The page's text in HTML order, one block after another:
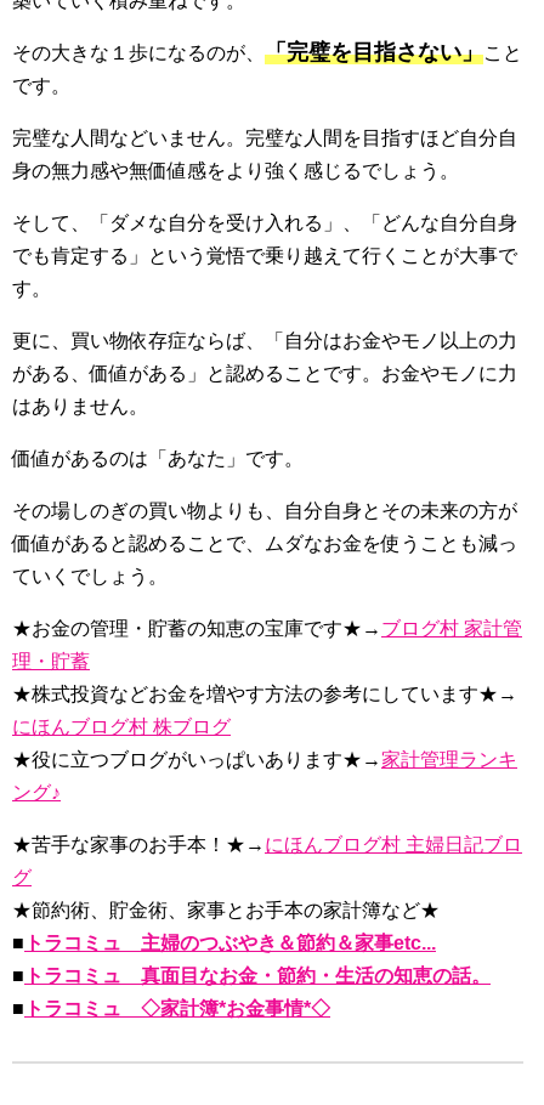
その大きな１歩になるのが、 「完璧を目指さない」こと
です。
完璧な人間などいません。完璧な人間を目指すほど自分自
身の無力感や無価値感をより強く感じるでしょう。
そして、「ダメな自分を受け入れる」、「どんな自分自身
でも肯定する」という覚悟で乗り越えて行くことが大事で
す。
更に、買い物依存症ならば、「自分はお金やモノ以上の力
がある、価値がある」と認めることです。お金やモノに力
はありません。
価値があるのは「あなた」です。
その場しのぎの買い物よりも、自分自身とその未来の方が
価値があると認めることで、ムダなお金を使うことも減っ
ていくでしょう。
★お金の管理・貯蓄の知恵の宝庫です★→ ブログ村 家計管
理・貯蓄
★株式投資などお金を増やす方法の参考にしています★→
にほんブログ村 株ブログ
★役に立つブログがいっぱいあります★→家計管理ランキ
ング♪
★苦手な家事のお手本！★→ にほんブログ村 主婦日記ブロ
グ
★節約術、貯金術、家事とお手本の家計簿など★
■ トラコミュ 主婦のつぶやき＆節約＆家事etc...
■ トラコミュ 真面目なお金・節約・生活の知恵の話。
■ トラコミュ ◇家計簿*お金事情*◇